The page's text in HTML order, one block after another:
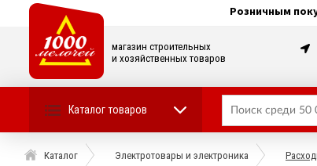
Розничным
магазин строительных
и хозяйственных товаров
Каталог товаров
Каталог Электротовары и электроника